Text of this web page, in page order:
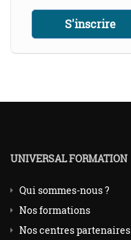
S'inscrire
UNIVERSAL FORMATION
Qui sommes-nous ?
Nos formations
Nos centres partenaires